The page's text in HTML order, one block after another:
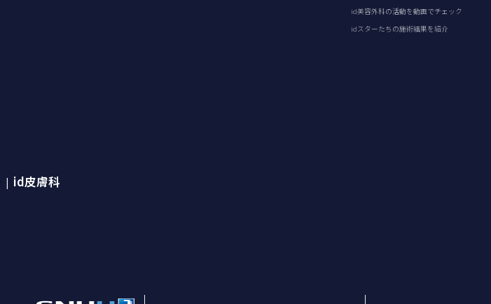
id美容外科の活動を動画でチェック
idスターたちの施術結果を紹介
| id皮膚科